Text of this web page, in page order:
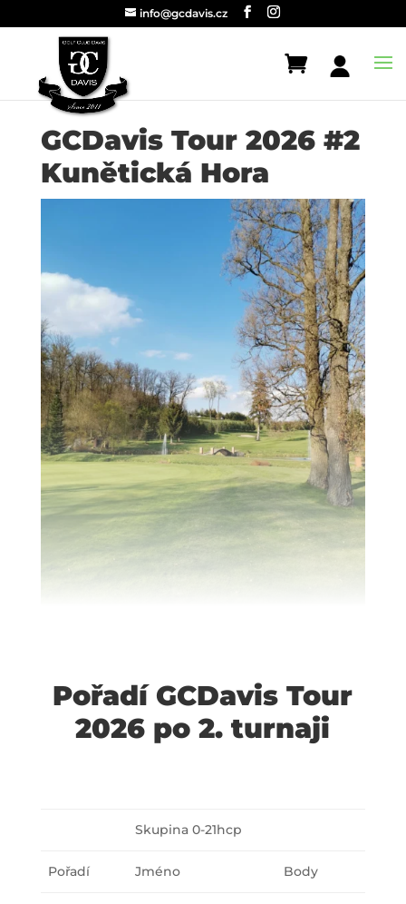
info@gcdavis.cz
GCDavis Tour 2026 #2
Kunětická Hora
Pořadí GCDavis Tour
2026 po 2. turnaji
Skupina 0-21hcp
Pořadí Jméno Body